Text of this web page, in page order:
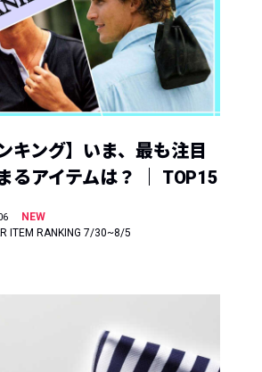
キング】いま、最も注目
るアイテムは？ ｜ TOP15
NEW
ITEM RANKING 7/30~8/5